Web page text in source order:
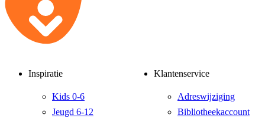
Inspiratie
Kids 0-6
Jeugd 6-12
Klantenservice
Adreswijziging
Bibliotheekaccount